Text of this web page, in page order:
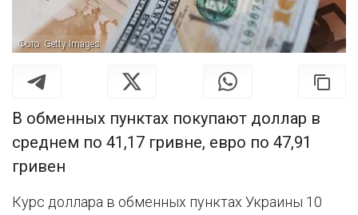
Фото: Getty Images
В обменных пунктах покупают доллар в
среднем по 41,17 гривне, евро по 47,91
гривен
Курс доллара в обменных пунктах Украины 10